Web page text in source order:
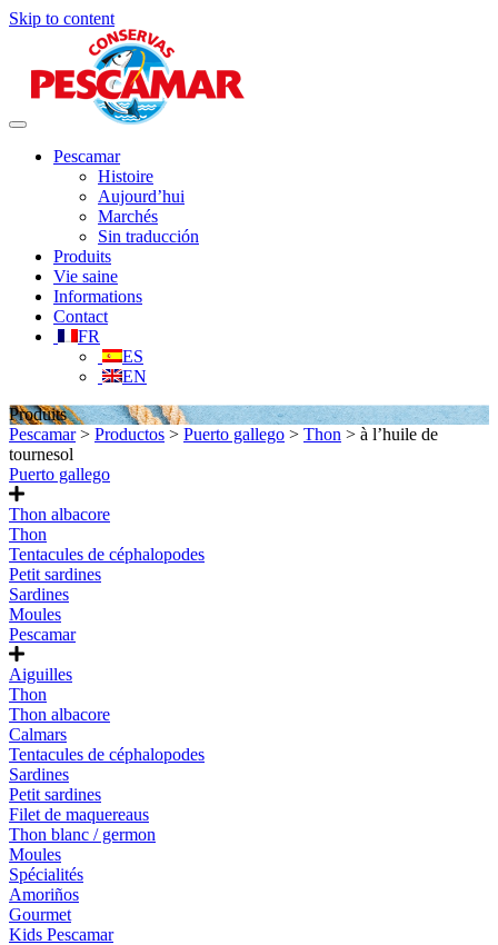
Skip to content
Toggle
navigationPescamar
Histoire
Aujourd’hui
Marchés
Sin traducción
Produits
Vie saine
Informations
Contact
FR
ES
EN
Produits
Pescamar> Productos > Puerto gallego > Thon > à l’huile de
tournesol
Puerto gallego
Thon albacore
Thon
Tentacules de céphalopodes
Petit sardines
Sardines
Moules
Pescamar
Aiguilles
Thon
Thon albacore
Calmars
Tentacules de céphalopodes
Sardines
Petit sardines
Filet de maquereaus
Thon blanc / germon
Moules
Spécialités
Amoriños
Gourmet
Kids Pescamar